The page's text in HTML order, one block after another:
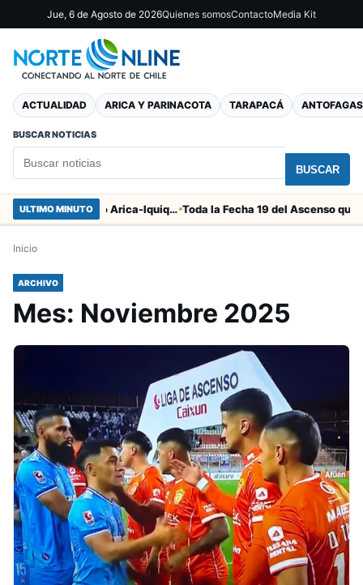
Jue, 6 de Agosto de 2026Quienes somosContactoMedia Kit
ACTUALIDAD ARICA Y PARINACOTA TARAPACÁ
BUSCAR NOTICIAS
BUSCAR
ULTIMO MINUTO Duro castigo por la camorra en el clásico Arica-Iquique Toda la Fecha 19 del Ascenso que parte
Inicio
ARCHIVO
Mes: Noviembre 2025